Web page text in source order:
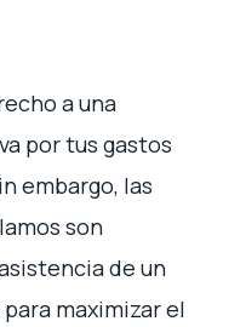
a una
por tus gastos
embargo, las
son
de un
maximizar el